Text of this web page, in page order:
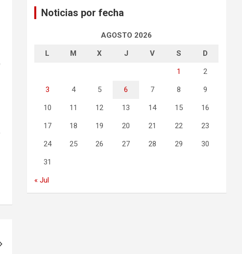
Noticias por fecha
AGOSTO 2026
L M X J V S D
1 2
3 4 5 6 7 8 9
10 11 12 13 14 15 16
17 18 19 20 21 22 23
24 25 26 27 28 29 30
31
« Jul